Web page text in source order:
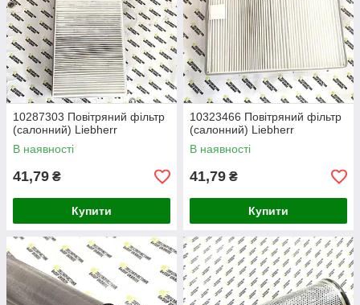
10287303 Повітряний фільтр
(салонний) Liebherr
В наявності
41,79 ₴
Купити
10323466 Повітряний фільтр
(салонний) Liebherr
В наявності
41,79 ₴
Купити